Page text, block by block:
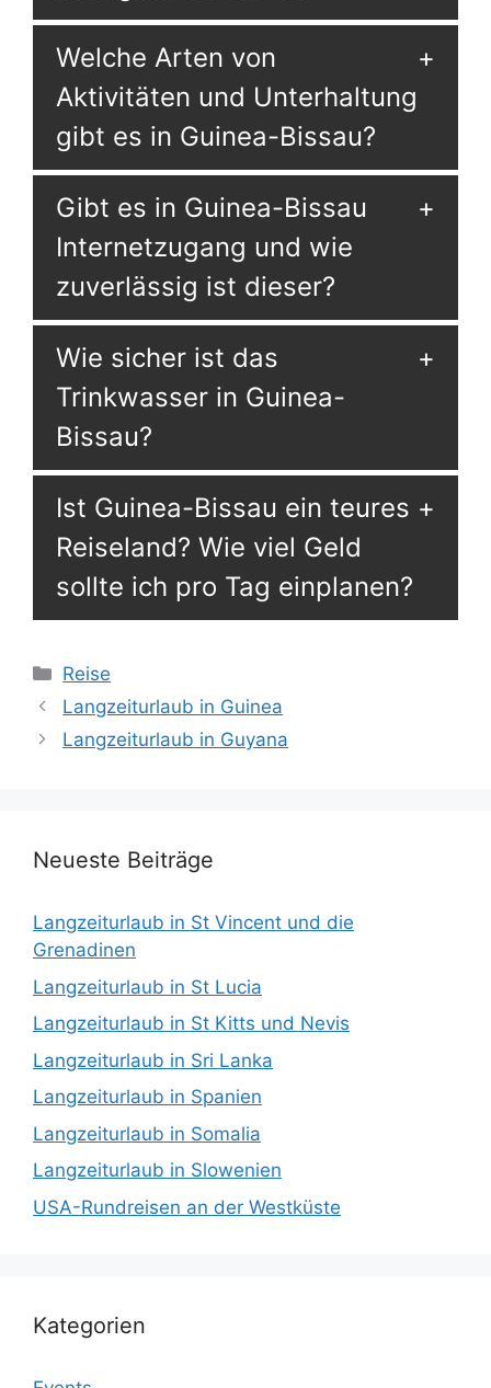
Welche Arten von
Aktivitäten und Unterhaltung
gibt es in Guinea-Bissau?
Gibt es in Guinea-Bissau
Internetzugang und wie
zuverlässig ist dieser?
Wie sicher ist das
Trinkwasser in Guinea-
Bissau?
Ist Guinea-Bissau ein teures
Reiseland? Wie viel Geld
sollte ich pro Tag einplanen?
Kategorien
Reise
Langzeiturlaub in Guinea
Langzeiturlaub in Guyana
Neueste Beiträge
Langzeiturlaub in St Vincent und die
Grenadinen
Langzeiturlaub in St Lucia
Langzeiturlaub in St Kitts und Nevis
Langzeiturlaub in Sri Lanka
Langzeiturlaub in Spanien
Langzeiturlaub in Somalia
Langzeiturlaub in Slowenien
USA-Rundreisen an der Westküste
Kategorien